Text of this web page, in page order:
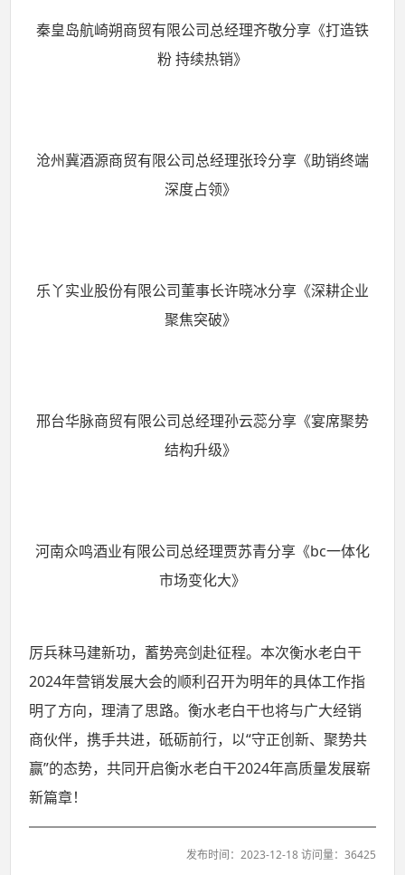
秦皇岛航崎朔商贸有限公司总经理齐敬分享《打造铁
粉 持续热销》
沧州冀酒源商贸有限公司总经理张玲分享《助销终端
深度占领》
乐丫实业股份有限公司董事长许晓冰分享《深耕企业
聚焦突破》
邢台华脉商贸有限公司总经理孙云蕊分享《宴席聚势
结构升级》
河南众鸣酒业有限公司总经理贾苏青分享《bc一体化
市场变化大》
厉兵秣马建新功，蓄势亮剑赴征程。本次衡水老白干
2024年营销发展大会的顺利召开为明年的具体工作指
明了方向，理清了思路。衡水老白干也将与广大经销
商伙伴，携手共进，砥砺前行，以“守正创新、聚势共
赢”的态势，共同开启衡水老白干2024年高质量发展崭
新篇章！
发布时间：2023-12-18 访问量：36425